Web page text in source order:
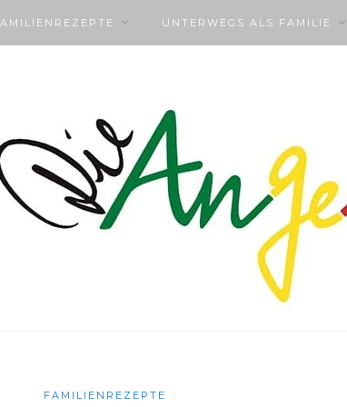
UNTERWEGS ALS FAMILIE
FAMILIENREZEPTE